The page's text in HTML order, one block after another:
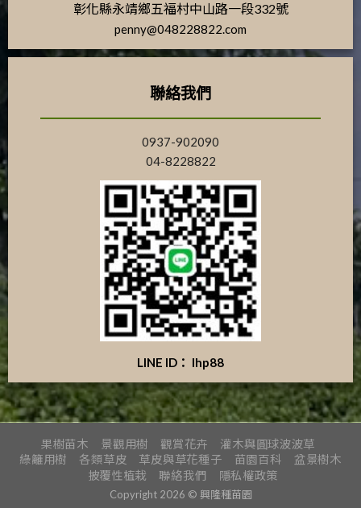
彰化縣永靖鄉五福村中山路一段332號
penny@048228822.com
聯絡我們
0937-902090
04-8228822
LINE ID： lhp88
果樹苗木 景觀用樹 觀賞花卉
灌木與圓球波波草
綠籬用樹
各類草皮 草皮與草花種子 苗園百科
盆景樹木
披覆性植栽
聯絡我們 隱私權政策
Copyright 2026 © 興隆種苗園